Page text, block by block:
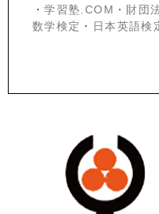
・学習塾.COM ・ 財団
数学検定 ・ 日本英語検